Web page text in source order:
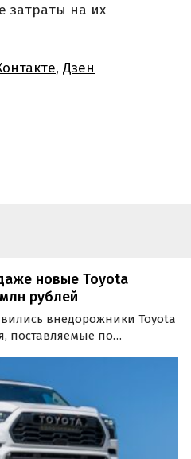
затраты на их
, Дзен
новые Toyota
рублей
внедорожники Toyota
поставляемые по
13 млн рублей, сообщают…